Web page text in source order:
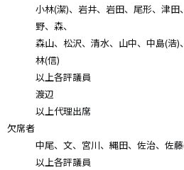
小林(潔)、岩井、岩田、尾形、津
野、森、
森山、松沢、清水、山中、中島(浩)
林(信)
以上各評議員
渡辺
以上代理出席
欠席者
中尾、文、宮川、縄田、佐治、佐
以上各評議員